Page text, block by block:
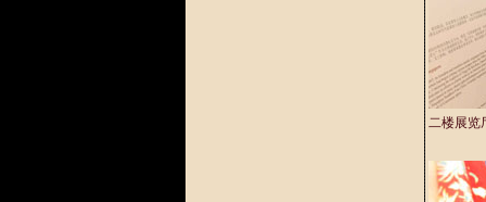
二楼展览